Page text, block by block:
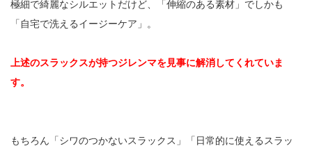
極細で綺麗なシルエットだけど、「伸縮のある素材」でしかも
「自宅で洗えるイージーケア」。
上述のスラックスが持つジレンマを見事に解消してくれていま
す。
もちろん「シワのつかないスラックス」「日常的に使えるスラッ